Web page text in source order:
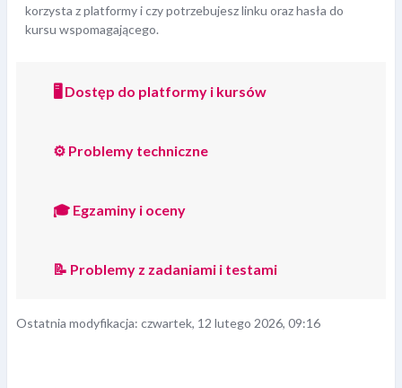
korzysta z platformy i czy potrzebujesz linku oraz hasła do
kursu wspomagającego.
🖥️ Dostęp do platformy i kursów
⚙️ Problemy techniczne
🎓 Egzaminy i oceny
📝 Problemy z zadaniami i testami
Ostatnia modyfikacja: czwartek, 12 lutego 2026, 09:16